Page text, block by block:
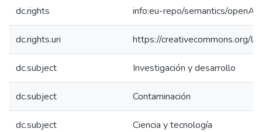
dc.rights info:eu-repo/semantics/
dc.rights.uri https://creativecommons.org/
dc.subject Investigación y desarrollo
dc.subject Contaminación
dc.subject Ciencia y tecnología